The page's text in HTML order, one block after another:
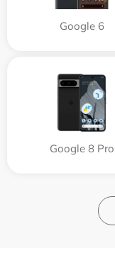
Google 6
Google 8 Pro